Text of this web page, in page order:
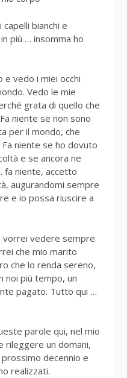
bianchi e
più … insomma ho
e vedo i miei occhi
Vedo le mie
grata di quello che
niente se non sono
per il mondo, che
niente se ho dovuto
e se ancora ne
niente, accetto
augurandomi sempre
e io possa riuscire a
vorrei vedere sempre
che mio marito
che lo renda sereno,
noi più tempo, un
pagato. Tutto qui …
parole qui, nel mio
rileggere un domani,
decennio e
realizzati.